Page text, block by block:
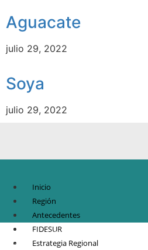
Aguacate
julio 29, 2022
Soya
julio 29, 2022
Inicio
Región
Antecedentes
FIDESUR
Estrategia Regional
© Copyright 2021.
Sureste.